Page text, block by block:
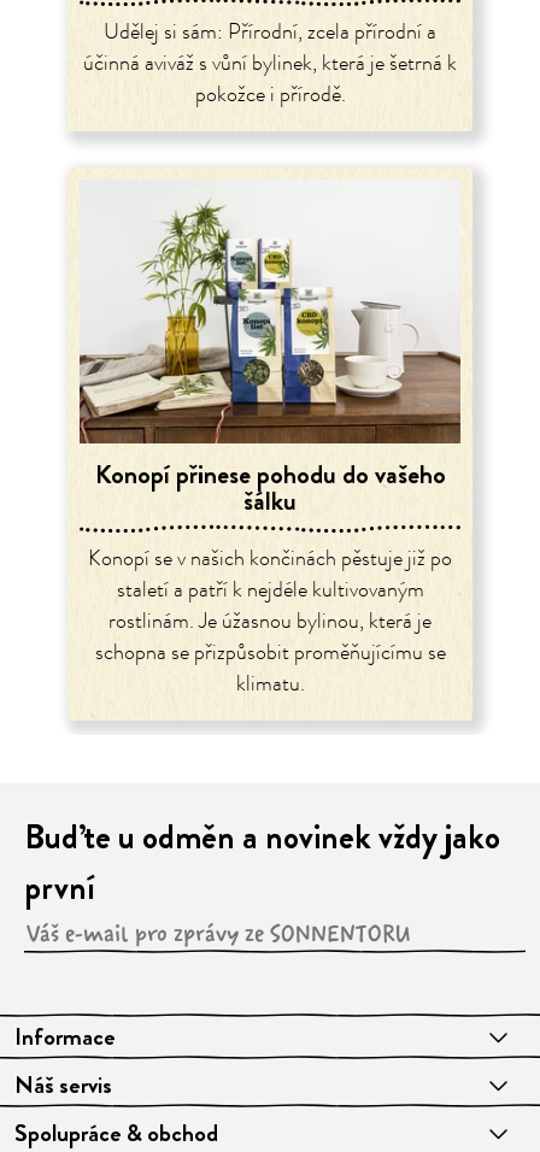
Udělej si sám: Přírodní, zcela přírodní a
účinná aviváž s vůní bylinek, která je šetrná k
pokožce i přírodě.
Konopí přinese pohodu do vašeho
šálku
Konopí se v našich končinách pěstuje již po
staletí a patří k nejdéle kultivovaným
rostlinám. Je úžasnou bylinou, která je
schopna se přizpůsobit proměňujícímu se
klimatu.
Informace
Náš servis
Spolupráce & obchod
Buďte u odměn a novinek vždy jako
první